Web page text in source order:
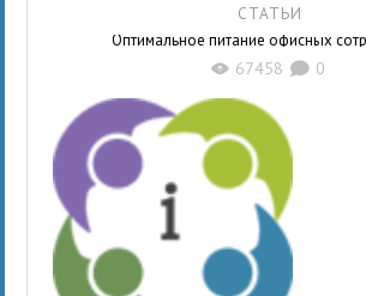
СТАТЬИ
Оптимальное питание офисных
X 67458 K 0